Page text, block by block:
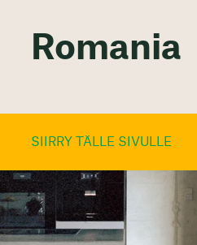
Romania
SIIRRY TÄLLE SIVULLE